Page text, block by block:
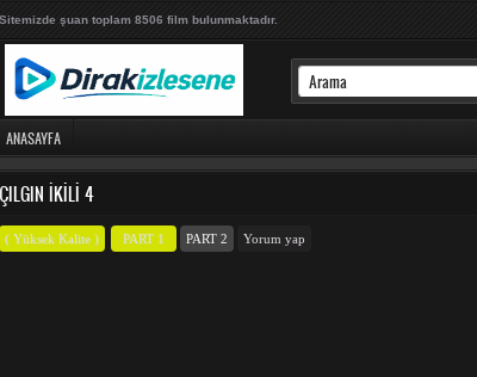
Sitemizde şuan toplam 8506 film bulunmaktadır.
ANASAYFA
ÇILGIN İKILI 4
( Yüksek Kalite ) PART 1 PART 2 Yorum yap